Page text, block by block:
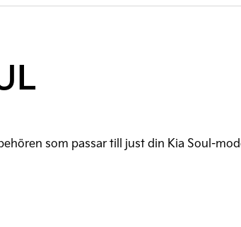
som passar till just din Kia Soul-